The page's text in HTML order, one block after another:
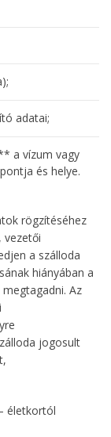
adatai;
a vízum vagy
és helye.
rögzítéséhez
vezetői
a szálloda
hiányában a
Az
jogosult
életkortól